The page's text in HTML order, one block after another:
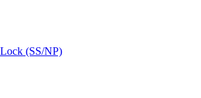
(SS/NP)